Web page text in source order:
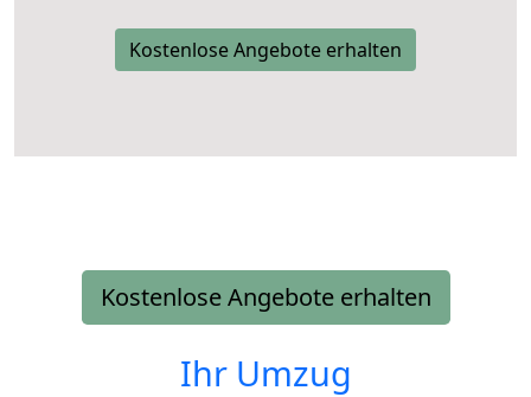
Kostenlose Angebote erhalten
Kostenlose Angebote erhalten
Ihr Umzug